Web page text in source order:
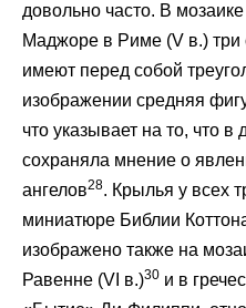
довольно часто. В
Маджоре в Риме (V в.)
имеют перед собой
изображении средняя
что указывает на то, что в
сохраняла мнение о
ангелов28. Крылья у всех
миниатюре Библии
изображено также на
Равенне (VI в.)30 и в